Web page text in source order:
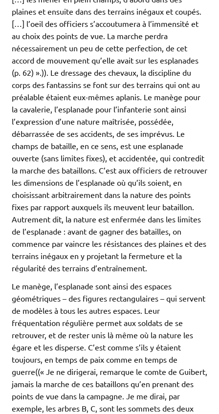
plaines et ensuite dans des terrains inégaux et coupés.
[…] l’oeil des officiers s’accoutumera à l’immensité et
au choix des points de vue. La marche perdra
nécessairement un peu de cette perfection, de cet
accord de mouvement qu’elle avait sur les esplanades
(p. 62) ».)). Le dressage des chevaux, la discipline du
corps des fantassins se font sur des terrains qui ont au
préalable étaient eux-mêmes aplanis. Le manège pour
la cavalerie, l’esplanade pour l’infanterie sont ainsi
l’expression d’une nature maîtrisée, possédée,
débarrassée de ses accidents, de ses imprévus. Le
champs de bataille, en ce sens, est une esplanade
ouverte (sans limites fixes), et accidentée, qui contredit
la marche des bataillons. C’est aux officiers de retrouver
les dimensions de l’esplanade où qu’ils soient, en
choisissant arbitrairement dans la nature des points
fixes par rapport auxquels ils meuvent leur bataillon.
Autrement dit, la nature est enfermée dans les limites
de l’esplanade : avant de gagner des batailles, on
commence par vaincre les résistances des plaines et des
terrains inégaux en y projetant la fermeture et la
régularité des terrains d’entraînement.
Le manège, l’esplanade sont ainsi des espaces
géométriques – des figures rectangulaires – qui servent
de modèles à tous les autres espaces. Leur
fréquentation régulière permet aux soldats de se
retrouver, et de rester unis là même où la nature les
égare et les disperse. C’est comme s’ils y étaient
toujours, en temps de paix comme en temps de
guerre((« Je ne dirigerai, remarque le comte de Guibert,
jamais la marche de ces bataillons qu’en prenant des
points de vue dans la campagne. Je me dirai, par
exemple, les arbres B, C, sont les sommets des deux